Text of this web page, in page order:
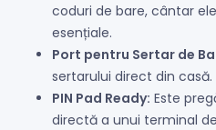
coduri de bare, cântar
esențiale.
Port pentru Sertar de
sertarului direct din casă.
PIN Pad Ready: Este
directă a unui terminal